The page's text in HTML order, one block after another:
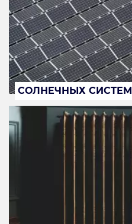
СОЛНЕЧНЫХ СИСТЕМ